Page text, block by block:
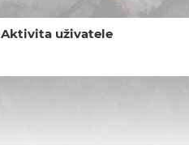
Aktivita uživatele